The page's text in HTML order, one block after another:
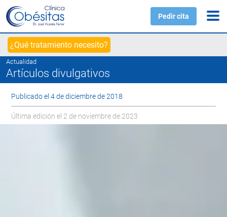
Pedir cita
¿Qué tratamiento necesito?
Actualidad
Artículos divulgativos
Publicado el 4 de diciembre de 2018
Última edición el 2 de noviembre de 2023